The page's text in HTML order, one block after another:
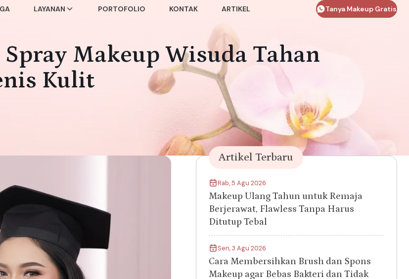
LAYANAN PORTOFOLIO KONTAK ARTIKEL Tanya Makeup Gratis
Makeup Wisuda Tahan
Kulit
Artikel Terbaru
Rab, 5 Agu 2026
Makeup Ulang Tahun untuk Remaja
Berjerawat, Flawless Tanpa Harus
Ditutup Tebal
Sen, 3 Agu 2026
Cara Membersihkan Brush dan Spons
Makeup agar Bebas Bakteri dan Tidak